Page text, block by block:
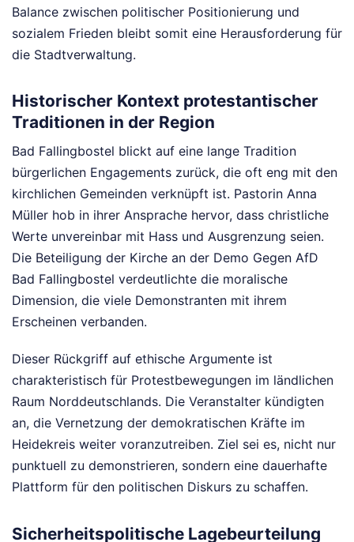
Balance zwischen politischer Positionierung und
sozialem Frieden bleibt somit eine Herausforderung für
die Stadtverwaltung.
Historischer Kontext protestantischer
Traditionen in der Region
Bad Fallingbostel blickt auf eine lange Tradition
bürgerlichen Engagements zurück, die oft eng mit den
kirchlichen Gemeinden verknüpft ist. Pastorin Anna
Müller hob in ihrer Ansprache hervor, dass christliche
Werte unvereinbar mit Hass und Ausgrenzung seien.
Die Beteiligung der Kirche an der Demo Gegen AfD
Bad Fallingbostel verdeutlichte die moralische
Dimension, die viele Demonstranten mit ihrem
Erscheinen verbanden.
Dieser Rückgriff auf ethische Argumente ist
charakteristisch für Protestbewegungen im ländlichen
Raum Norddeutschlands. Die Veranstalter kündigten
an, die Vernetzung der demokratischen Kräfte im
Heidekreis weiter voranzutreiben. Ziel sei es, nicht nur
punktuell zu demonstrieren, sondern eine dauerhafte
Plattform für den politischen Diskurs zu schaffen.
Sicherheitspolitische Lagebeurteilung